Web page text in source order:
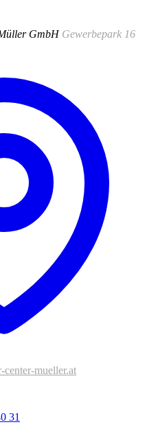
GmbH Gewerbepark 16
center-mueller.at
31